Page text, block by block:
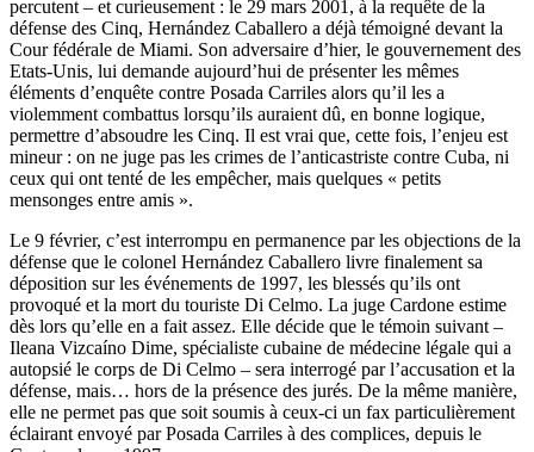
percutent – et curieusement : le 29 mars 2001, à la requête de la
défense des Cinq, Hernández Caballero a déjà témoigné devant la
Cour fédérale de Miami. Son adversaire d’hier, le gouvernement des
Etats-Unis, lui demande aujourd’hui de présenter les mêmes
éléments d’enquête contre Posada Carriles alors qu’il les a
violemment combattus lorsqu’ils auraient dû, en bonne logique,
permettre d’absoudre les Cinq. Il est vrai que, cette fois, l’enjeu est
mineur : on ne juge pas les crimes de l’anticastriste contre Cuba, ni
ceux qui ont tenté de les empêcher, mais quelques « petits
mensonges entre amis ».
Le 9 février, c’est interrompu en permanence par les objections de la
défense que le colonel Hernández Caballero livre finalement sa
déposition sur les événements de 1997, les blessés qu’ils ont
provoqué et la mort du touriste Di Celmo. La juge Cardone estime
dès lors qu’elle en a fait assez. Elle décide que le témoin suivant –
Ileana Vizcaíno Dime, spécialiste cubaine de médecine légale qui a
autopsié le corps de Di Celmo – sera interrogé par l’accusation et la
défense, mais… hors de la présence des jurés. De la même manière,
elle ne permet pas que soit soumis à ceux-ci un fax particulièrement
éclairant envoyé par Posada Carriles à des complices, depuis le